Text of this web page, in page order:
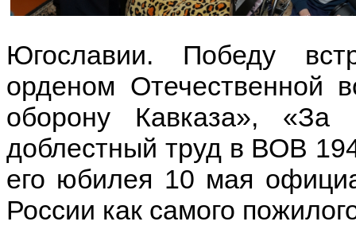
Югославии. Победу
орденом Отечественной
оборону Кавказа»,
доблестный труд в ВОВ
его юбилея 10 мая
России как самого